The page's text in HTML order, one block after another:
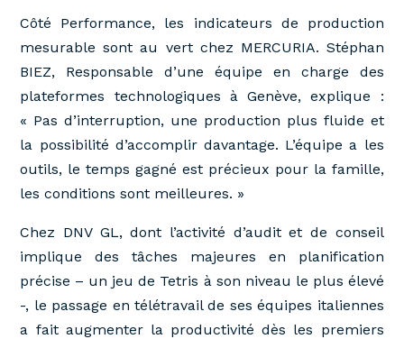
Côté Performance, les indicateurs de production
mesurable sont au vert chez MERCURIA. Stéphan
BIEZ, Responsable d’une équipe en charge des
plateformes technologiques à Genève, explique :
« Pas d’interruption, une production plus fluide et
la possibilité d’accomplir davantage. L’équipe a les
outils, le temps gagné est précieux pour la famille,
les conditions sont meilleures. »
Chez DNV GL, dont l’activité d’audit et de conseil
implique des tâches majeures en planification
précise – un jeu de Tetris à son niveau le plus élevé
-, le passage en télétravail de ses équipes italiennes
a fait augmenter la productivité dès les premiers